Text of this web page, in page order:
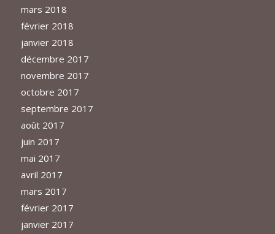
mars 2018
février 2018
janvier 2018
décembre 2017
novembre 2017
octobre 2017
septembre 2017
août 2017
juin 2017
mai 2017
avril 2017
mars 2017
février 2017
janvier 2017